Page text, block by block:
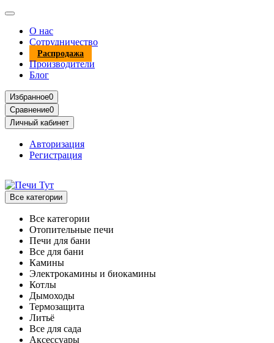
О нас
Сотрудничество
Распродажа
Производители
Блог
Избранное0
Сравнение0
Личный кабинет
Авторизация
Регистрация
Все категории
Все категории
Отопительные печи
Печи для бани
Все для бани
Камины
Электрокамины и биокамины
Котлы
Дымоходы
Термозащита
Литьё
Все для сада
Аксессуары